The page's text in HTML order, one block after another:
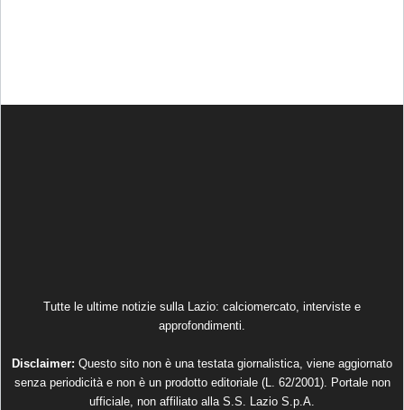
Tutte le ultime notizie sulla Lazio: calciomercato, interviste e
approfondimenti.
Disclaimer: Questo sito non è una testata giornalistica, viene aggiornato
senza periodicità e non è un prodotto editoriale (L. 62/2001). Portale non
ufficiale, non affiliato alla S.S. Lazio S.p.A.